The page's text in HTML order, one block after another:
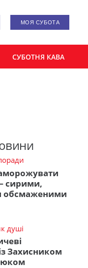
МОЯ СУБОТА
СУБОТНЯ КАВА
сирими,
обсмаженими
душі
Захисником